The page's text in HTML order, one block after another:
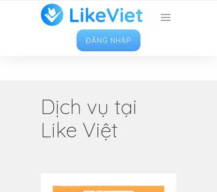
TOP 1 ỨNG DỤNG TĂNG LIKE HAY NHẤT VIỆT
NAM
ĐĂNG NHẬP
Dịch vụ tại
Like Việt